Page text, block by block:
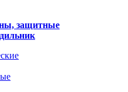
защитные